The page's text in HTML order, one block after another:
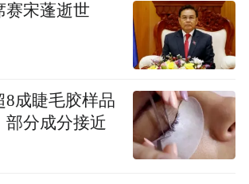
示日，公司收到《行政处罚决
赛宋蓬逝世
8成睫毛胶样品
部分成分接近